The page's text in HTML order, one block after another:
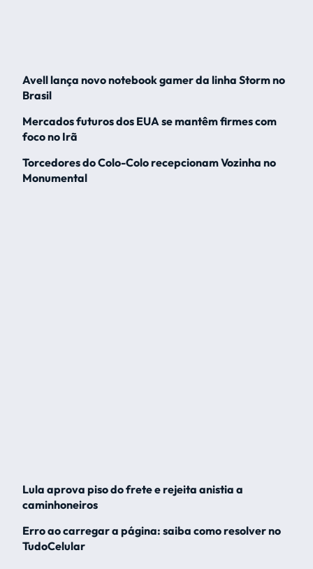
Avell lança novo notebook gamer da linha Storm no
Brasil
Mercados futuros dos EUA se mantêm firmes com
foco no Irã
Torcedores do Colo-Colo recepcionam Vozinha no
Monumental
Lula aprova piso do frete e rejeita anistia a
caminhoneiros
Erro ao carregar a página: saiba como resolver no
TudoCelular